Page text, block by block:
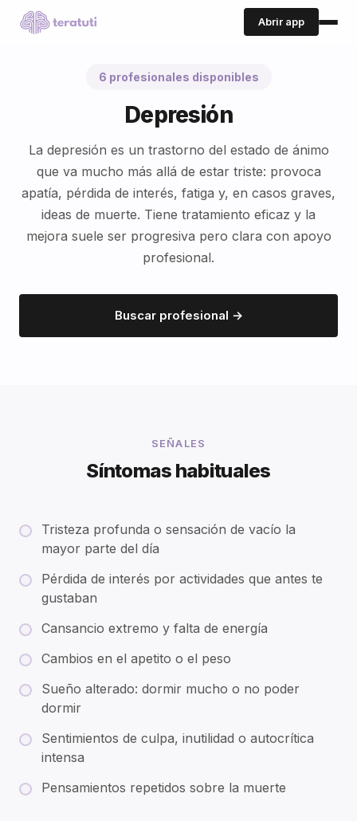
Abrir app
6 profesionales disponibles
Depresión
La depresión es un trastorno del estado de ánimo
que va mucho más allá de estar triste: provoca
apatía, pérdida de interés, fatiga y, en casos graves,
ideas de muerte. Tiene tratamiento eficaz y la
mejora suele ser progresiva pero clara con apoyo
profesional.
Buscar profesional →
SEÑALES
Síntomas habituales
Tristeza profunda o sensación de vacío la
mayor parte del día
Pérdida de interés por actividades que antes te
gustaban
Cansancio extremo y falta de energía
Cambios en el apetito o el peso
Sueño alterado: dormir mucho o no poder
dormir
Sentimientos de culpa, inutilidad o autocrítica
intensa
Pensamientos repetidos sobre la muerte